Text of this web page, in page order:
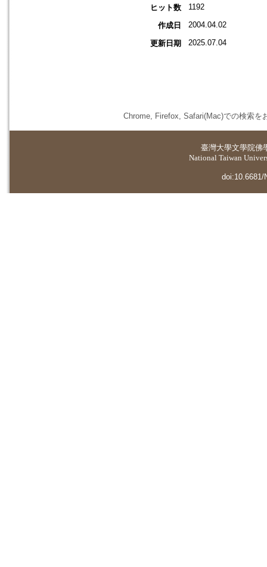
ヒット数
1192
作成日 2004.04.02
更新日期 2025.07.04
Chrome, Firefox, Safari(Mac)での検索を
臺灣大學文學院佛
National Taiwan
doi:10.6681/